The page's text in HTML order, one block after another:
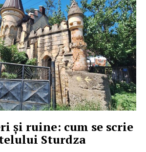
și ruine: cum se scrie
Sturdza